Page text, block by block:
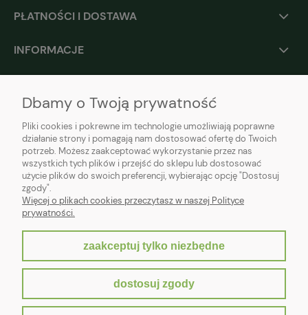
PŁATNOŚCI I DOSTAWA
INFORMACJE
Sklep internetowy Shoper.pl
Dbamy o Twoją prywatność
Pliki cookies i pokrewne im technologie umożliwiają poprawne
działanie strony i pomagają nam dostosować ofertę do Twoich
potrzeb. Możesz zaakceptować wykorzystanie przez nas
wszystkich tych plików i przejść do sklepu lub dostosować
użycie plików do swoich preferencji, wybierając opcję "Dostosuj
zgody".
Więcej o plikach cookies przeczytasz w naszej Polityce
prywatności.
zaakceptuj tylko niezbędne
dostosuj zgody